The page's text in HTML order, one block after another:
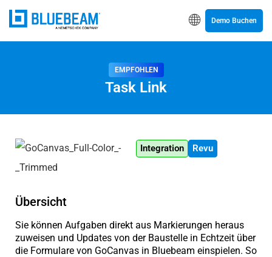
Demo Buchen
EMPFOHLEN
Task Link
Integration Revu
Übersicht
Sie können Aufgaben direkt aus Markierungen heraus
zuweisen und Updates von der Baustelle in Echtzeit über
die Formulare von GoCanvas in Bluebeam einspielen. So